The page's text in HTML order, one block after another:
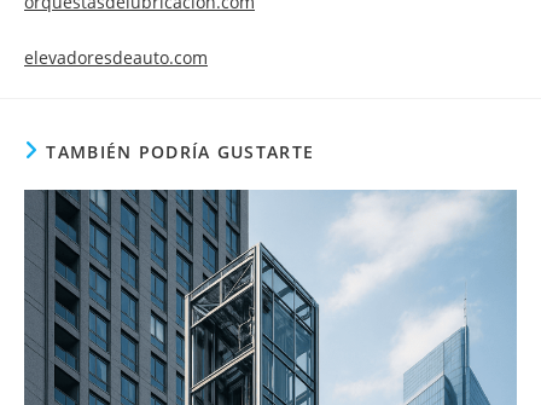
elevadoresdeauto.com
TAMBIÉN PODRÍA GUSTARTE